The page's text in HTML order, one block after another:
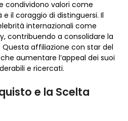
condividono valori come
il coraggio di distinguersi. Il
internazionali come
contribuendo a consolidare la
affiliazione con star del
aumentare l’appeal dei suoi
e ricercati.
e la Scelta